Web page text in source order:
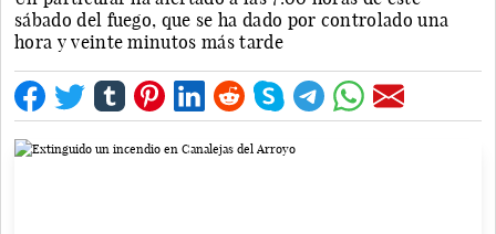
sábado del fuego, que se ha dado por controlado una
hora y veinte minutos más tarde